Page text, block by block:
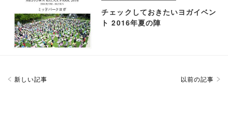
チェックしておきたいヨガイベン
ト 2016年夏の陣
以前の記事
新しい記事